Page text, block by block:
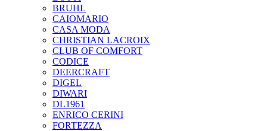
BRUHL
CAIOMARIO
CASA MODA
CHRISTIAN LACROIX
CLUB OF COMFORT
CODICE
DEERCRAFT
DIGEL
DIWARI
DL1961
ENRICO CERINI
FORTEZZA